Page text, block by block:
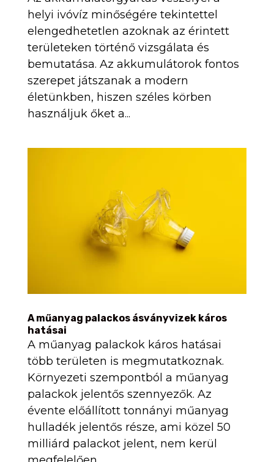
helyi ivóvíz minőségére tekintettel
elengedhetetlen azoknak az érintett
területeken történő vizsgálata és
bemutatása. Az akkumulátorok fontos
szerepet játszanak a modern
életünkben, hiszen széles körben
használjuk őket a...
A műanyag palackos ásványvizek káros
hatásai
A műanyag palackok káros hatásai
több területen is megmutatkoznak.
Környezeti szempontból a műanyag
palackok jelentős szennyezők. Az
évente előállított tonnányi műanyag
hulladék jelentős része, ami közel 50
milliárd palackot jelent, nem kerül